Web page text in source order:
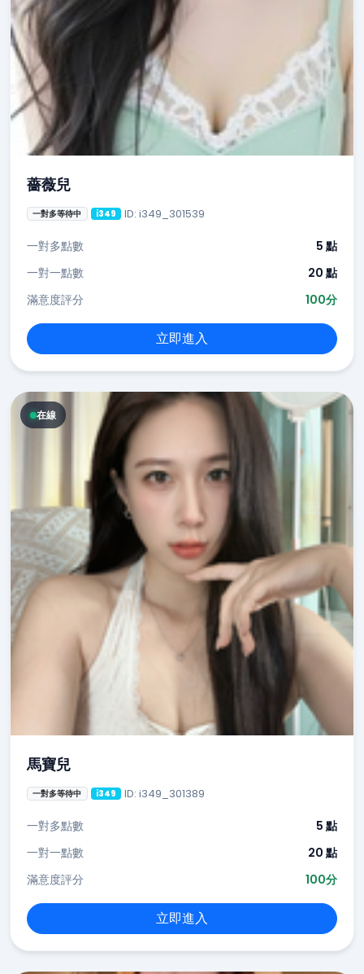
薔薇兒
一對多等待中 i349 ID: i349_301539
一對多點數
5 點
一對一點數
20 點
滿意度評分
100分
立即進入
在線
馬寶兒
一對多等待中 i349 ID: i349_301389
一對多點數
5 點
一對一點數
20 點
滿意度評分
100分
立即進入